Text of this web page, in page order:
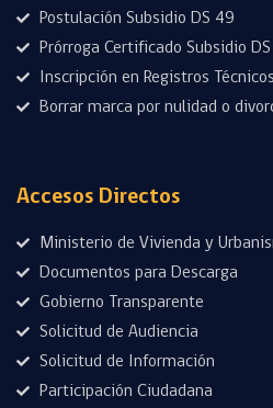
Postulación Subsidio DS 49
Prórroga Certificado Subsidio
Inscripción en Registros Técnicos
Borrar marca por nulidad o
Accesos Directos
Ministerio de Vivienda y
Documentos para Descarga
Gobierno Transparente
Solicitud de Audiencia
Solicitud de Información
Participación Ciudadana